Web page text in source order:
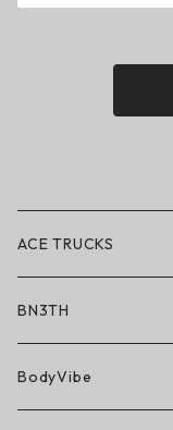
ACE TRUCKS
BN3TH
BN3TH × ON THE
BodyVibe